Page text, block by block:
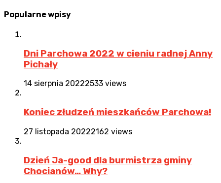
Popularnewpisy
Dni Parchowa 2022 w cieniu radnej Anny
Pichały
14 sierpnia 20222533 views
Koniec złudzeń mieszkańców Parchowa!
27 listopada 20222162 views
Dzień Ja-good dla burmistrza gminy
Chocianów… Why?